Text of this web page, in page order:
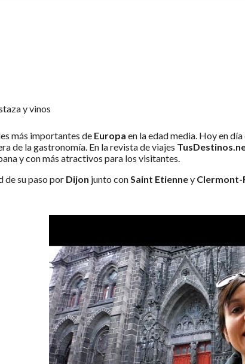
y vinos
más importantes de Europa en la edad media. Hoy en
de la gastronomía. En la revista de viajes
y con más atractivos para los visitantes.
de su paso por Dijon junto conSaint Etienney Clermont-